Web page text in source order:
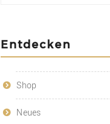
Entdecken
Shop
Neues